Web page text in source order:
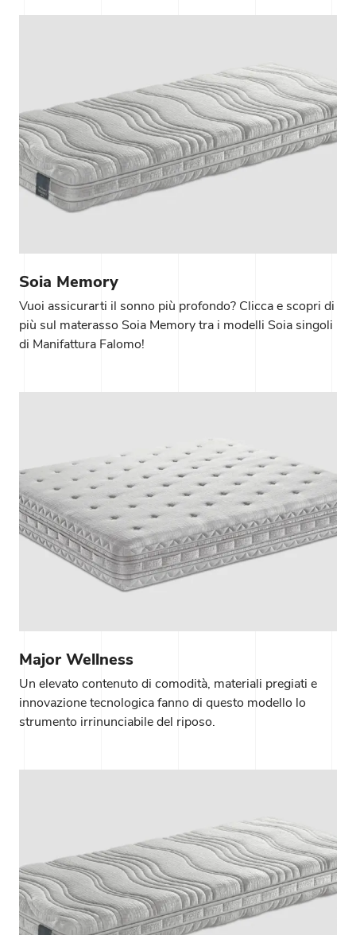
Soia Memory
Vuoi assicurarti il sonno più profondo? Clicca e scopri di
più sul materasso Soia Memory tra i modelli Soia singoli
di Manifattura Falomo!
Major Wellness
Un elevato contenuto di comodità, materiali pregiati e
innovazione tecnologica fanno di questo modello lo
strumento irrinunciabile del riposo.